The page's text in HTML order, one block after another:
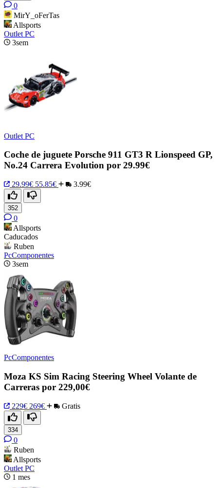
0
MirY_oFerTas
Allsports
Outlet PC
3sem
Outlet PC
Coche de juguete Porsche 911 GT3 R Lionspeed GP,
No.24 Carrera Evolution por 29.99€
29.99€ 55.85€ 3.99€
352
0
Allsports
Caducados
Ruben
PcComponentes
3sem
PcComponentes
Moza KS Sim Racing Steering Wheel Volante de
Carreras por 229,00€
229€ 269€ Gratis
334
0
Ruben
Allsports
Outlet PC
1 mes